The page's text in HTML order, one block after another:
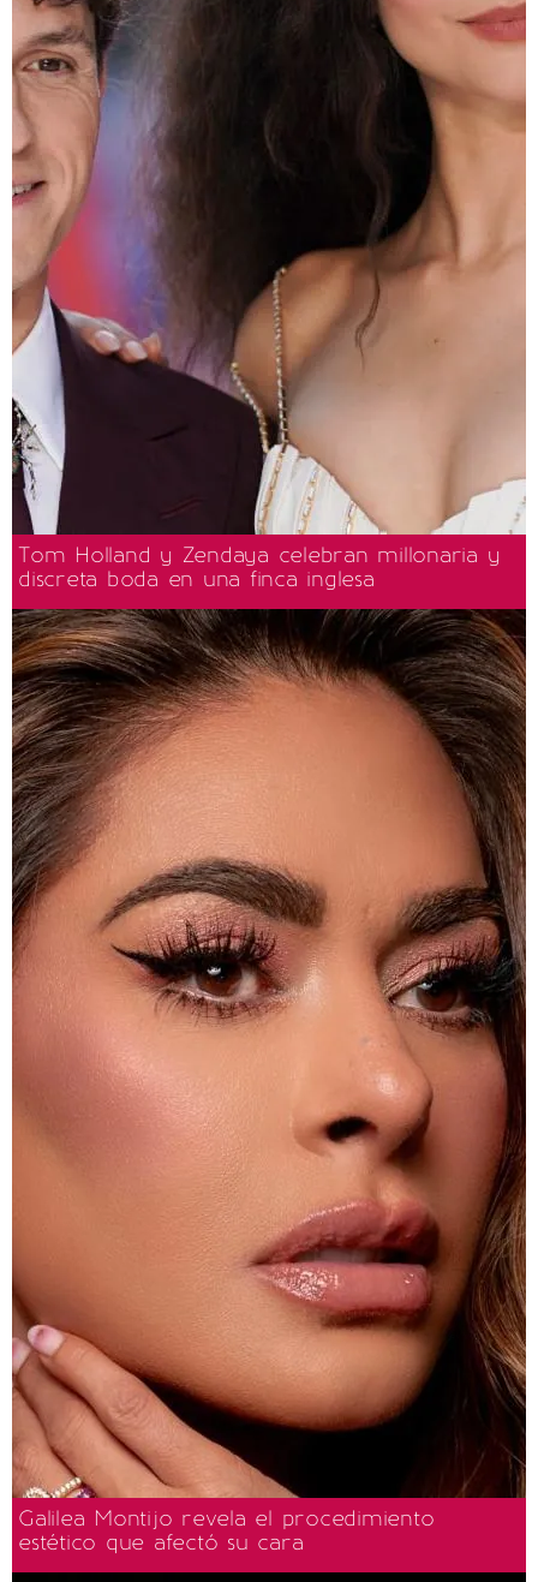
Tom Holland y Zendaya celebran millonaria y
discreta boda en una finca inglesa
Galilea Montijo revela el procedimiento
estético que afectó su cara